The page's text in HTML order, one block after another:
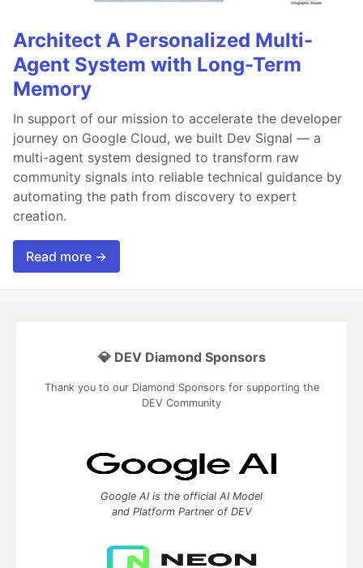
Architect A Personalized Multi-
Agent System with Long-Term
Memory
In support of our mission to accelerate the developer
journey on Google Cloud, we built Dev Signal — a
multi-agent system designed to transform raw
community signals into reliable technical guidance by
automating the path from discovery to expert
creation.
Read more →
💎 DEV Diamond Sponsors
Thank you to our Diamond Sponsors for supporting the
DEV Community
Google AI is the official AI Model
and Platform Partner of DEV